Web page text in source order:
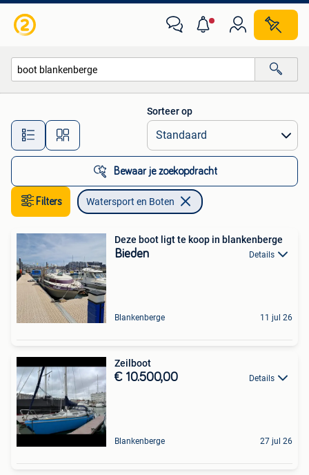
Alle afstanden…
Sorteer op
Bewaar je zoekopdracht
Filters Watersport en Boten
Deze boot ligt te koop in blankenberge
Bieden Details
Blankenberge 11 jul 26
Zeilboot
€ 10.500,00 Details
Blankenberge 27 jul 26